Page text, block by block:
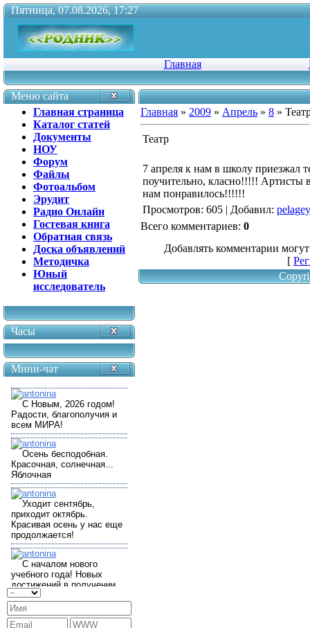
Пятница, 07.08.2026, 17:27
Главная
Меню сайта
Главная страница
Каталог статей
Документы
НОУ
Форум
Файлы
Фотоальбом
Эрудит
Радио Онлайн
Гостевая книга
Обратная связь
Доска объявлений
Методичка
Юный
исследователь
Часы
Мини-чат
Главная » 2009 » Апрель » 8 »
Театр
7 апреля к нам в школу приезжал
поучительно, класно!!!!! Артисты
нам понравилось!!!!!!
Просмотров: 605 | Добавил:
Всего комментариев: 0
Добавлять комментарии
[